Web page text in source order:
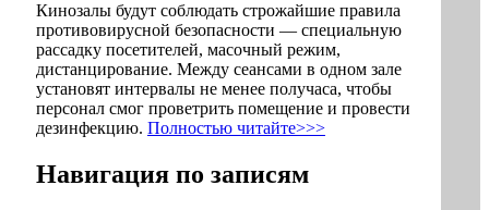
Кинозалы будут соблюдать строжайшие правила
противовирусной безопасности — специальную
рассадку посетителей, масочный режим,
дистанцирование. Между сеансами в одном зале
установят интервалы не менее получаса, чтобы
персонал смог проветрить помещение и провести
дезинфекцию. Полностью читайте>>>
Навигация по записям